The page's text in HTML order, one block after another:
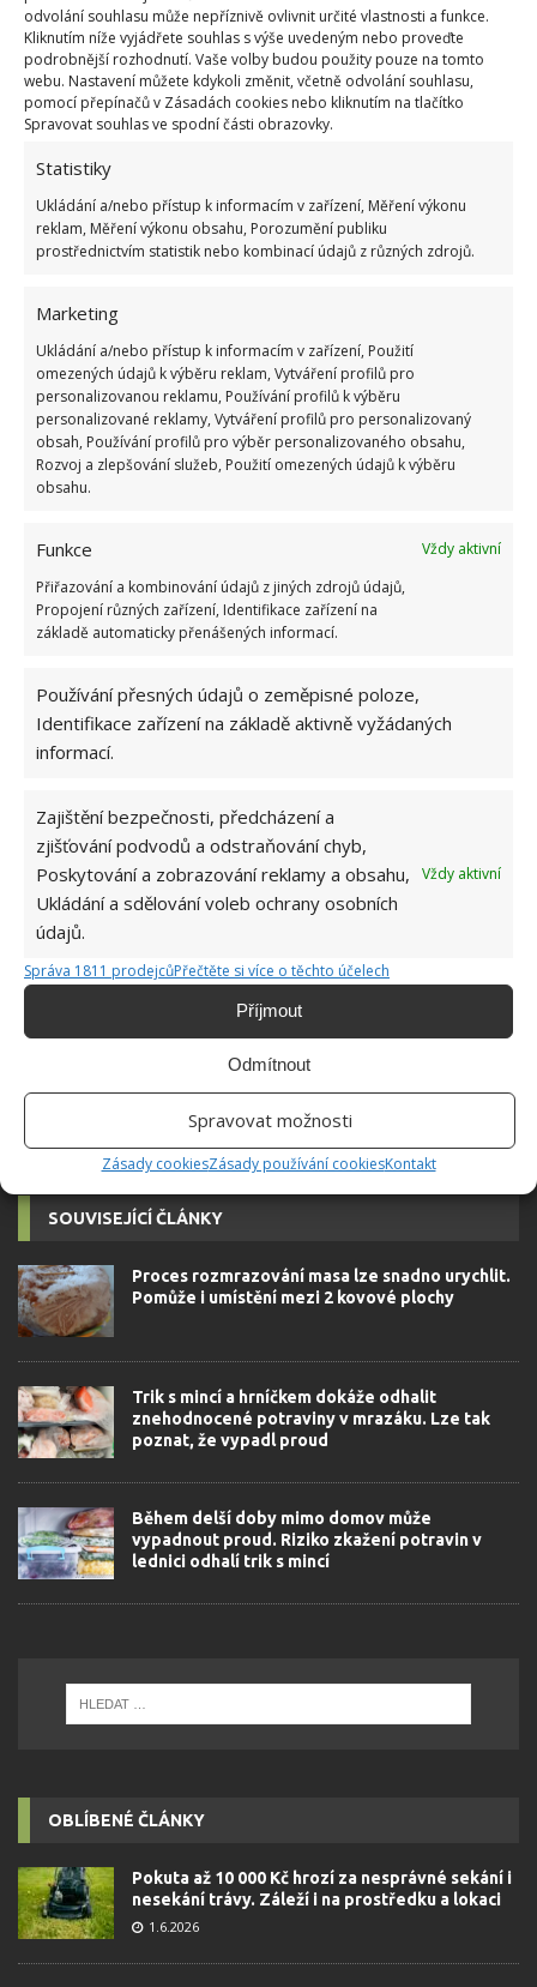
odvolání souhlasu může nepříznivě ovlivnit určité vlastnosti a funkce.
Kliknutím níže vyjádřete souhlas s výše uvedeným nebo proveďte
podrobnější rozhodnutí. Vaše volby budou použity pouze na tomto
webu. Nastavení můžete kdykoli změnit, včetně odvolání souhlasu,
pomocí přepínačů v Zásadách cookies nebo kliknutím na tlačítko
Spravovat souhlas ve spodní části obrazovky.
Statistiky
Ukládání a/nebo přístup k informacím v zařízení, Měření výkonu
reklam, Měření výkonu obsahu, Porozumění publiku
prostřednictvím statistik nebo kombinací údajů z různých zdrojů.
Marketing
Ukládání a/nebo přístup k informacím v zařízení, Použití
omezených údajů k výběru reklam, Vytváření profilů pro
personalizovanou reklamu, Používání profilů k výběru
personalizované reklamy, Vytváření profilů pro personalizovaný
obsah, Používání profilů pro výběr personalizovaného obsahu,
Rozvoj a zlepšování služeb, Použití omezených údajů k výběru
obsahu.
Funkce
Vždy aktivní
Přiřazování a kombinování údajů z jiných zdrojů údajů,
Propojení různých zařízení, Identifikace zařízení na
základě automaticky přenášených informací.
Používání přesných údajů o zeměpisné poloze,
Identifikace zařízení na základě aktivně vyžádaných
informací.
Zajištění bezpečnosti, předcházení a
zjišťování podvodů a odstraňování chyb,
Poskytování a zobrazování reklamy a obsahu,
Ukládání a sdělování voleb ochrany osobních
údajů.
Vždy aktivní
Správa 1811 prodejcůPřečtěte si více o těchto účelech
Příjmout
Odmítnout
Spravovat možnosti
Zásady cookiesZásady používání cookiesKontakt
nečistoty a ideálně jednotlivé kousky nakrájejte na
tenké plátky. Tím zkontrolujete, zda se uvnitř
nevyskytují červi.V žádném případě byste houby
před zamrazením neměli loupat. I to má za
následek změnu jejich stavu k horšímu. Jedinou
výjimkou jsou klouzci, kterým tento krok prospěje. V
mrazáku pak můžete houby uchovávat i několik
dalších měsíců.
HOUBY ROZMRAZENÍ
Hana Musilová
přidala během svých studií a práce
redaktorky ji tak nadchla, že se
rozhodla zůstat. Její v...
SOUVISEJÍCÍ ČLÁNKY
Proces rozmrazování masa lze snadno urychlit.
Pomůže i umístění mezi 2 kovové plochy
Trik s mincí a hrníčkem dokáže odhalit
znehodnocené potraviny v mrazáku. Lze tak
poznat, že vypadl proud
Během delší doby mimo domov může
vypadnout proud. Riziko zkažení potravin v
lednici odhalí trik s mincí
OBLÍBENÉ ČLÁNKY
Pokuta až 10 000 Kč hrozí za nesprávné sekání i
nesekání trávy. Záleží i na prostředku a lokaci
1.6.2026